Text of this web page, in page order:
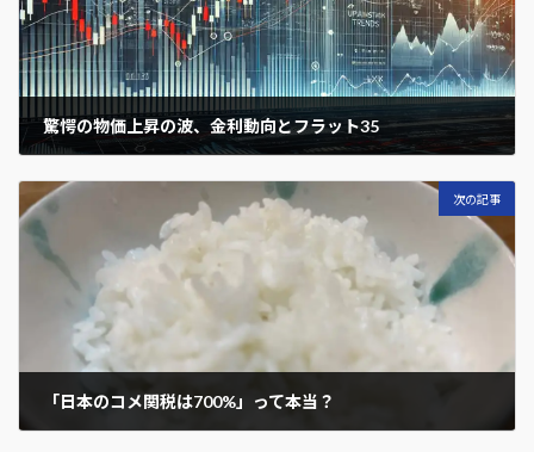
驚愕の物価上昇の波、金利動向とフラット35
次の記事
「日本のコメ関税は700%」って本当？